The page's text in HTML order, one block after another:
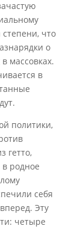
что
о
массовках.
в
политики,
гетто,
родное
себя
Эту
четыре